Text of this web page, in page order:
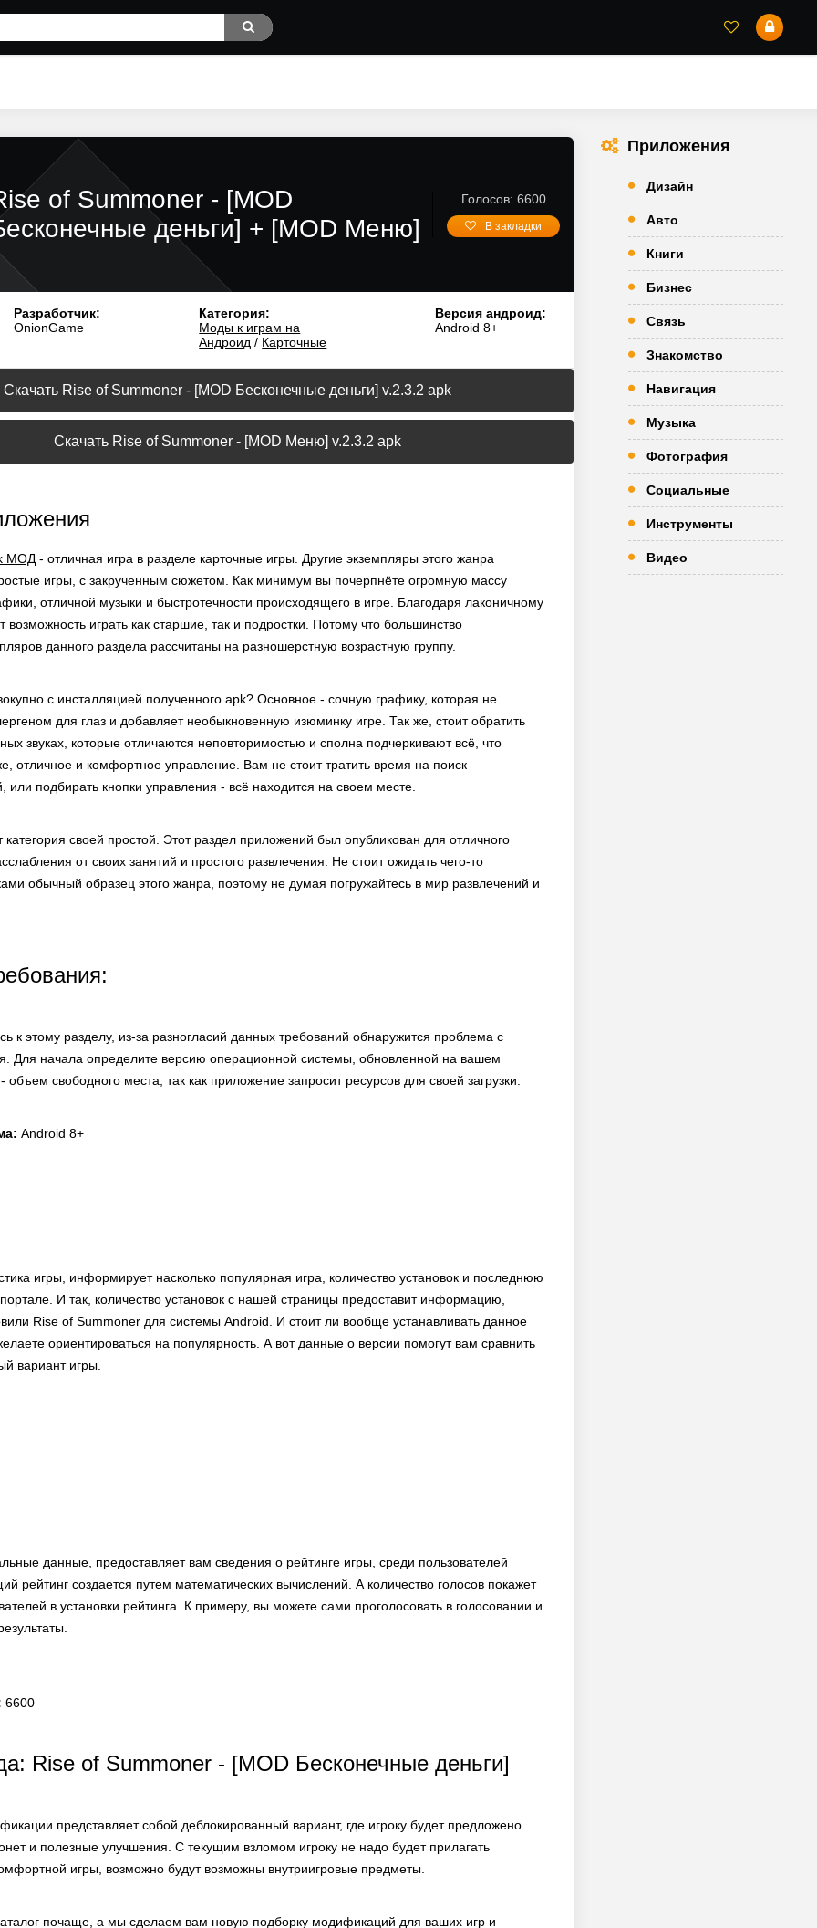
of Summoner - [MOD
деньги] + [MOD Меню]
Голосов: 6600
В закладки
Разработчик:
OnionGame
Категория:
Моды к играм на
Андроид / Карточные
Версия андроид:
Android 8+
Скачать Rise of Summoner - [MOD Бесконечные деньги] v.2.3.2 apk
Скачать Rise of Summoner - [MOD Меню] v.2.3.2 apk
МОД - отличная игра в разделе карточные игры. Другие экземпляры этого жанра
игры, с закрученным сюжетом. Как минимум вы почерпнёте огромную массу
отличной музыки и быстротечности происходящего в игре. Благодаря лаконичному
возможность играть как старшие, так и подростки. Потому что большинство
данного раздела рассчитаны на разношерстную возрастную группу.
с инсталляцией полученного apk? Основное - сочную графику, которая не
для глаз и добавляет необыкновенную изюминку игре. Так же, стоит обратить
звуках, которые отличаются неповторимостью и сполна подчеркивают всё, что
отличное и комфортное управление. Вам не стоит тратить время на поиск
или подбирать кнопки управления - всё находится на своем месте.
категория своей простой. Этот раздел приложений был опубликован для отличного
от своих занятий и простого развлечения. Не стоит ожидать чего-то
обычный образец этого жанра, поэтому не думая погружайтесь в мир развлечений и
к этому разделу, из-за разногласий данных требований обнаружится проблема с
Для начала определите версию операционной системы, обновленной на вашем
объем свободного места, так как приложение запросит ресурсов для своей загрузки.
Android 8+
игры, информирует насколько популярная игра, количество установок и последнюю
И так, количество установок с нашей страницы предоставит информацию,
Rise of Summoner для системы Android. И стоит ли вообще устанавливать данное
ориентироваться на популярность. А вот данные о версии помогут вам сравнить
вариант игры.
данные, предоставляет вам сведения о рейтинге игры, среди пользователей
рейтинг создается путем математических вычислений. А количество голосов покажет
в установки рейтинга. К примеру, вы можете сами проголосовать в голосовании и
6600
Rise of Summoner - [MOD Бесконечные деньги]
представляет собой деблокированный вариант, где игроку будет предложено
и полезные улучшения. С текущим взломом игроку не надо будет прилагать
игры, возможно будут возможны внутриигровые предметы.
почаще, а мы сделаем вам новую подборку модификаций для ваших игр и
Приложения
Дизайн
Авто
Книги
Бизнес
Связь
Знакомство
Навигация
Музыка
Фотография
Социальные
Инструменты
Видео